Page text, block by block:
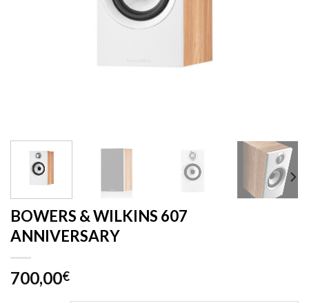
BOWERS & WILKINS 607
ANNIVERSARY
700,00€